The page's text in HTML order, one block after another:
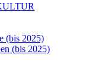
(bis 2025)
(bis 2025)